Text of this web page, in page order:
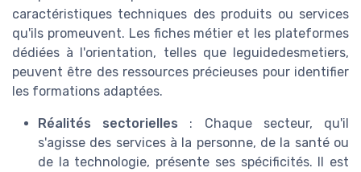
caractéristiques techniques des produits ou services
qu'ils promeuvent. Les fiches métier et les plateformes
dédiées à l'orientation, telles que leguidedesmetiers,
peuvent être des ressources précieuses pour identifier
les formations adaptées.
Réalités sectorielles : Chaque secteur, qu'il
s'agisse des services à la personne, de la santé ou
de la technologie, présente ses spécificités. Il est